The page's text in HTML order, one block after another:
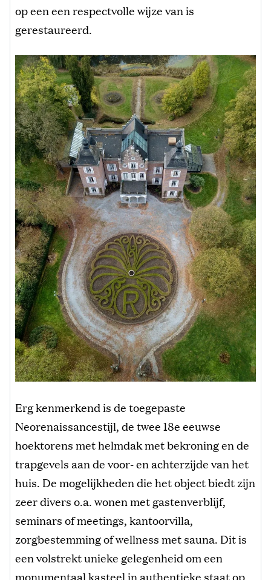
op een een respectvolle wijze van is
gerestaureerd.
Erg kenmerkend is de toegepaste
Neorenaissancestijl, de twee 18e eeuwse
hoektorens met helmdak met bekroning en de
trapgevels aan de voor- en achterzijde van het
huis. De mogelijkheden die het object biedt zijn
zeer divers o.a. wonen met gastenverblijf,
seminars of meetings, kantoorvilla,
zorgbestemming of wellness met sauna. Dit is
een volstrekt unieke gelegenheid om een
monumentaal kasteel in authentieke staat op